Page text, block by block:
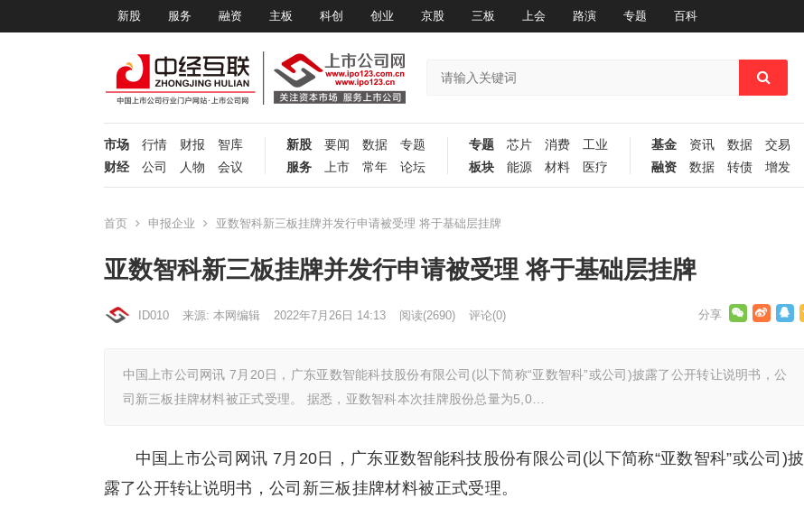
新股 服务 融资 主板 科创 创业 京股 三板 上会 路演 专题 百科
市场 行情 财报
智库
财经
公司 人物 会议
新股 要闻 数据
专题
服务
上市 常年 论坛
专题 芯片 消费
工业
板块
能源 材料 医疗
基金 资讯 数据
交易
融资
数据 转债 增发
首页 申报企业 亚数智科新三板挂牌并发行申请被受理 将于基础层挂牌
亚数智科新三板挂牌并发行申请被受理 将于基础层挂牌
ID010 来源: 本网编辑 2022年7月26日 14:13 阅读(2690) 评论(0)
中国上市公司网讯 7月20日，广东亚数智能科技股份有限公司(以下简称“亚数智科”或公司)披露了公开转让说明书，公
司新三板挂牌材料被正式受理。 据悉，亚数智科本次挂牌股份总量为5,0…
中国上市公司网讯 7月20日，广东亚数智能科技股份有限公司(以下简称“亚数智科”或公司)披
露了公开转让说明书，公司新三板挂牌材料被正式受理。